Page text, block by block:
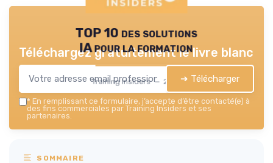
TOP 10 des solutions
IA pour la formation
Training Insiders — 2026
Téléchargez gratuitement le livre blanc
➔ Télécharger
* En remplissant ce formulaire, j’accepte d’être contacté(e) à
des fins commerciales par Training Insiders et ses
partenaires.
SOMMAIRE